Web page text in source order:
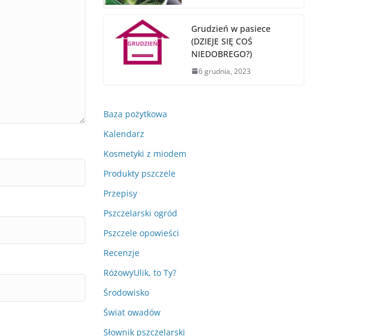
Grudzień w pasiece
(DZIEJE SIĘ COŚ
NIEDOBREGO?)
6 grudnia, 2023
Baza pożytkowa
Kalendarz
Kosmetyki z miodem
Produkty pszczele
Przepisy
Pszczelarski ogród
Pszczele opowieści
Recenzje
RóżowyUlik, to Ty?
Środowisko
Świat owadów
Słownik pszczelarski